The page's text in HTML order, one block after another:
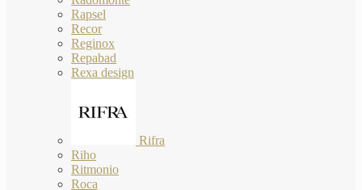
Rapsel
Recor
Reginox
Repabad
Rexa design
Rifra
Riho
Ritmonio
Roca